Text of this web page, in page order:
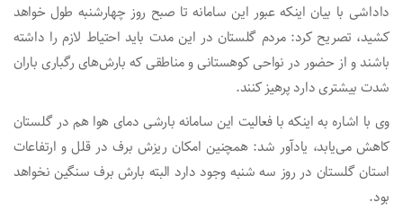
داداشی با بیان اینکه عبور این سامانه تا صبح روز چهارشنبه طول خواهد
کشید، تصریح کرد: مردم گلستان در این مدت باید احتیاط لازم را داشته
باشند و از حضور در نواحی کوهستانی و مناطقی که بارش‌های رگباری باران
شدت بیشتری دارد پرهیز کنند.
وی با اشاره به اینکه با فعالیت این سامانه بارشی دمای هوا هم در گلستان
کاهش می‌یابد، یادآور شد: همچنین امکان ریزش برف در قلل و ارتفاعات
استان گلستان در روز سه شنبه وجود دارد البته بارش برف سنگین نخواهد
بود.